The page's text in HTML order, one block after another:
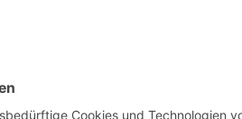
Gay Gran
der wichtigsten
Auch wenn Gran